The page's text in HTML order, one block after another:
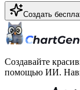
Создать
Создавайте
помощью ИИ.